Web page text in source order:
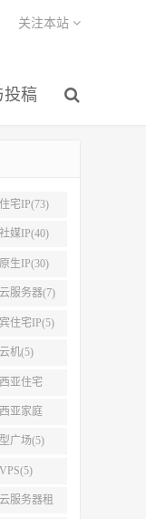
投稿
关注本站
宅IP(73)
媒IP(40)
生IP(30)
服务器(7)
住宅IP(5)
机(5)
亚住宅
亚家庭
广场(5)
服务器租